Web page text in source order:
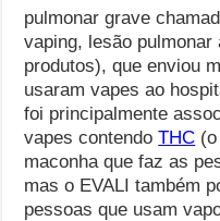
pulmonar grave
vaping, lesão
produtos), que enviou
usaram vapes ao
foi principalmente
vapes contendoTHC
maconha que faz as
mas o EVALI também
pessoas que usam